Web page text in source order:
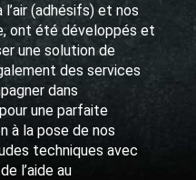
(adhésifs) et nos
ont été développés et
une solution de
des services
dans
une parfaite
à la pose de nos
techniques avec
l’aide au